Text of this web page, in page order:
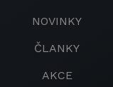
NOVINKY
ČLANKY
AKCE